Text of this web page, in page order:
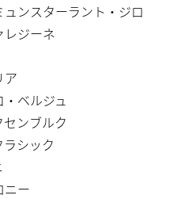
ンスターラント・ジロ
レジーネ
ア
ベルジュ
ンブルク
シック
ニー